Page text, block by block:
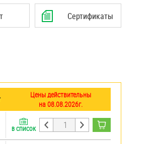
Сертификаты
Цены действительны
на 08.08.2026г.
В СПИСОК